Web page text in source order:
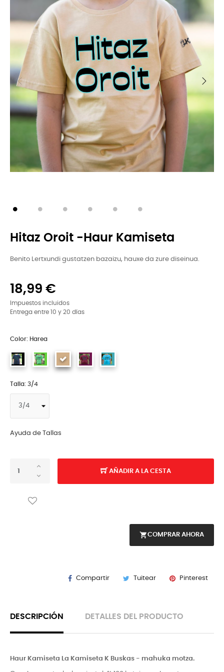
Hitaz Oroit -Haur Kamiseta
Benito Lertxundi gustatzen bazaizu, hauxe da zure diseinua.
18,99 €
Impuestos incluidos
Entrega entre 10 y 20 días
Color: Harea
Talla: 3/4
Ayuda de Tallas
AÑADIR A LA CESTA
shopping_cartCOMPRAR AHORA
Compartir Tuitear Pinterest
DESCRIPCIÓN DETALLES DEL PRODUCTO
Haur Kamiseta La Kamiseta K Buskas - mahuka motza.